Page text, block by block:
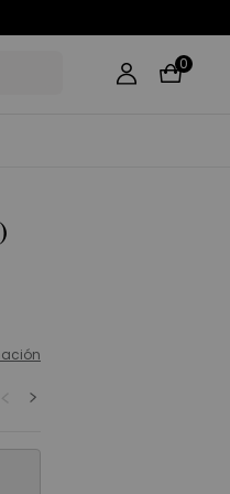
0
Información del Producto y